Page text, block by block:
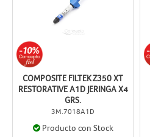
COMPOSITE FILTEK Z350 XT
RESTORATIVE A1D JERINGA X4
GRS.
3M.7018A1D
Producto con Stock